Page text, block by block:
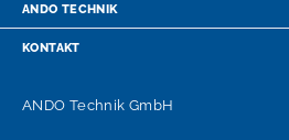
ANDO TECHNIK
KONTAKT
ANDO Technik GmbH